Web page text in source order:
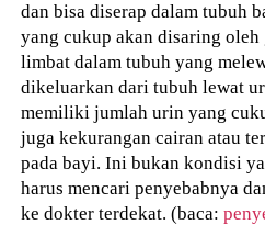
dan bisa diserap dalam tubuh
yang cukup akan disaring
limbat dalam tubuh yang
dikeluarkan dari tubuh lewat
memiliki jumlah urin yang
juga kekurangan cairan atau
pada bayi. Ini bukan kondisi
harus mencari penyebabnya
ke dokter terdekat. (baca: